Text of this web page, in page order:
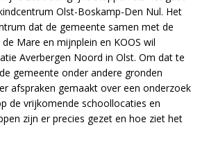
Olst-Boskamp-Den Nul. Het
dat de gemeente samen met de
Mare en mijnplein en KOOS wil
Averbergen Noord in Olst. Om dat te
gemeente onder andere gronden
afspraken gemaakt over een onderzoek
de vrijkomende schoollocaties en
zijn er precies gezet en hoe ziet het